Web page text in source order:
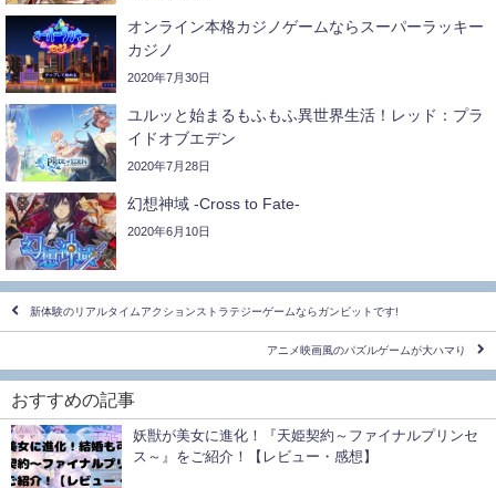
オンライン本格カジノゲームならスーパーラッキー
カジノ
2020年7月30日
ユルッと始まるもふもふ異世界生活！レッド：プラ
イドオブエデン
2020年7月28日
幻想神域 -Cross to Fate-
2020年6月10日
新体験のリアルタイムアクションストラテジーゲームならガンビットです!
アニメ映画風のパズルゲームが大ハマり
おすすめの記事
妖獣が美女に進化！『天姫契約～ファイナルプリンセ
ス～』をご紹介！【レビュー・感想】